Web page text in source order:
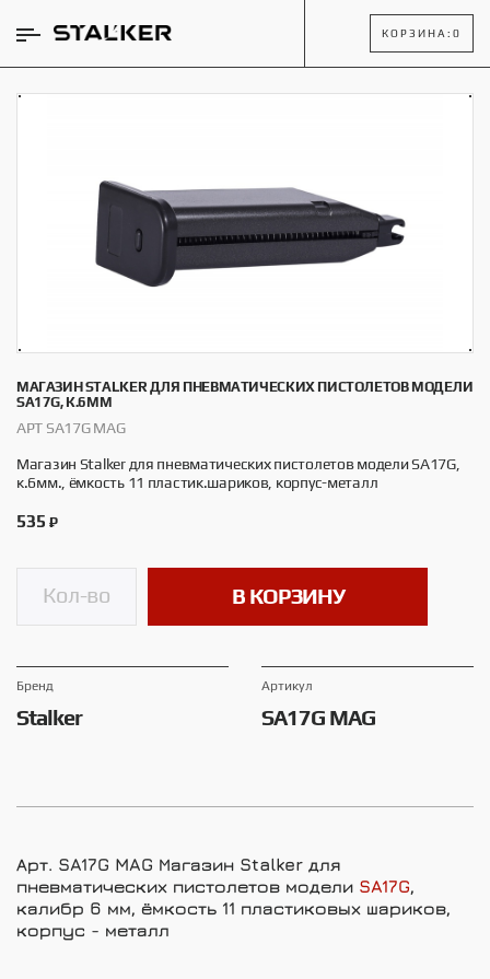
КОРЗИНА: 0
МАГАЗИН STALKER ДЛЯ ПНЕВМАТИЧЕСКИХ ПИСТОЛЕТОВ МОДЕЛИ
SA17G, К.6ММ
АРТ SA17G MAG
Магазин Stalker для пневматических пистолетов модели SA17G,
к.6мм., ёмкость 11 пластик.шариков, корпус-металл
535 ₽
В КОРЗИНУ
Брeнд
Stalker
Артикул
SA17G MAG
Арт. SA17G MAG Магазин Stalker для
пневматических пистолетов модели SA17G,
калибр 6 мм, ёмкость 11 пластиковых шариков,
корпус - металл